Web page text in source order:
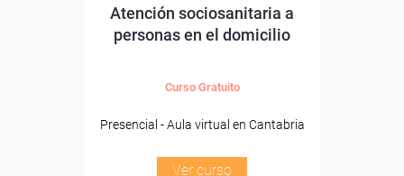
Atención sociosanitaria a
personas en el domicilio
Curso Gratuito
Presencial - Aula virtual en Cantabria
Ver curso